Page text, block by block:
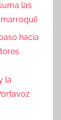
las
hacia
la